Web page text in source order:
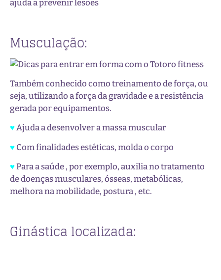
ajuda a prevenir lesões
Musculação:
Também conhecido como treinamento de força, ou
seja, utilizando a força da gravidade e a resistência
gerada por equipamentos.
♥Ajuda a desenvolver a massa muscular
♥Com finalidades estéticas, molda o corpo
♥Para a saúde , por exemplo, auxilia no tratamento
de doenças musculares, ósseas, metabólicas,
melhora na mobilidade, postura , etc.
Ginástica localizada: